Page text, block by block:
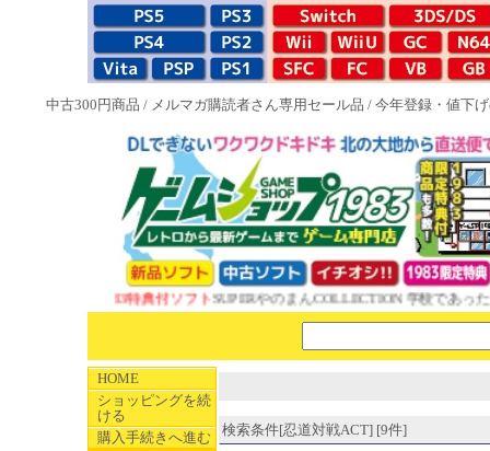
中古300円商品 / メルマガ購読者さん専用セール品 / 今年登録・値下
NEW 1983特典付ソフトSUPERやのまんCOLLECTION 学校であった怖い
HOME
ショッピングを続
ける
購入手続きへ進む
検索条件[忍道対戦ACT] [9件]